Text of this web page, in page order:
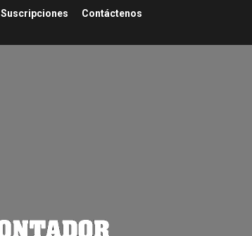
Suscripciones
Contáctenos